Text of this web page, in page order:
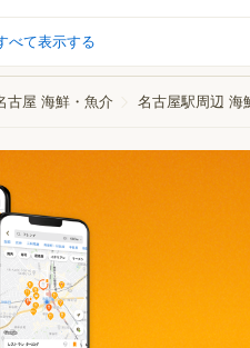
べて表示する
古屋 海鮮・魚介 名古屋駅周辺 海